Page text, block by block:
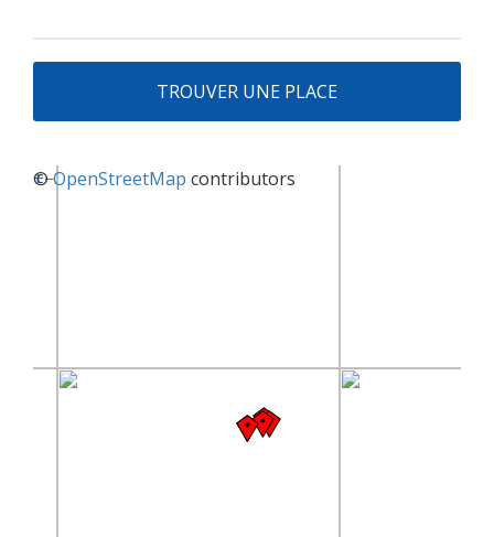
TROUVER UNE PLACE
+−
©OpenStreetMap contributors